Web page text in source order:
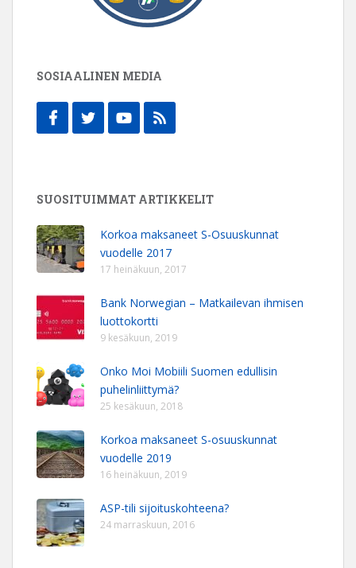
SOSIAALINEN MEDIA
SUOSITUIMMAT ARTIKKELIT
Korkoa maksaneet S-Osuuskunnat
vuodelle 2017
17 heinäkuun, 2017
Bank Norwegian – Matkailevan ihmisen
luottokortti
9 kesäkuun, 2019
Onko Moi Mobiili Suomen edullisin
puhelinliittymä?
25 kesäkuun, 2018
Korkoa maksaneet S-osuuskunnat
vuodelle 2019
16 heinäkuun, 2019
ASP-tili sijoituskohteena?
24 marraskuun, 2016